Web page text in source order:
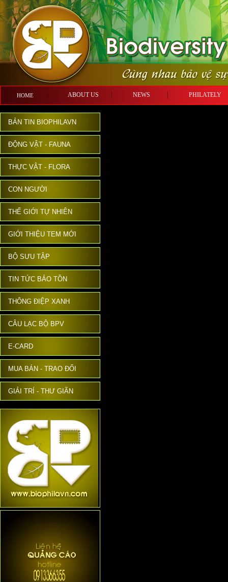
HOME ABOUT US NEWS
BẢN TIN BIOPHILAVN
ĐỘNG VẬT - FAUNA
THỰC VẬT - FLORA
CON NGƯỜI
THẾ GIỚI TỰ NHIÊN
GIỚI THIỆU TEM MỚI
BỘ SƯU TẬP
TIN TỨC BẢO TỒN
THÔNG ĐIỆP XANH
CÂU LẠC BỘ BPV
E-CARD
MUA BÁN - TRAO ĐỔI
GIẢI TRÍ - THƯ GIÃN